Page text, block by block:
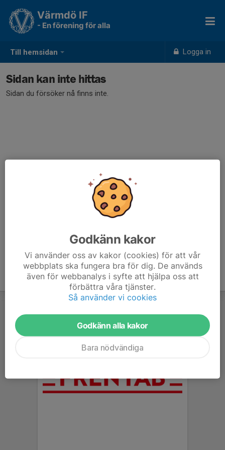
Till hemsidan Logga in
Värmdö IF
- En förening för alla
Sidan kan inte hittas
Sidan du försöker nå finns inte.
Godkänn kakor
Vi använder oss av kakor (cookies) för att vår
webbplats ska fungera bra för dig. De används
även för webbanalys i syfte att hjälpa oss att
förbättra våra tjänster.
Så använder vi cookies
Godkänn alla kakor
Bara nödvändiga